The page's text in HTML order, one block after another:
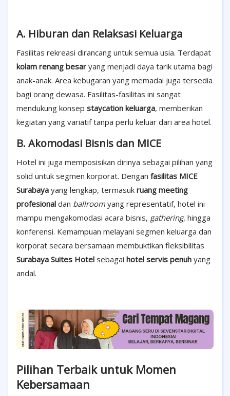
A. Hiburan dan Relaksasi Keluarga
Fasilitas rekreasi dirancang untuk semua usia. Terdapat
kolam renang besar yang menjadi daya tarik utama bagi
anak-anak. Area kebugaran yang memadai juga tersedia
bagi orang dewasa. Fasilitas-fasilitas ini sangat
mendukung konsep staycation keluarga, memberikan
kegiatan yang variatif tanpa perlu keluar dari area hotel.
B. Akomodasi Bisnis dan MICE
Hotel ini juga memposisikan dirinya sebagai pilihan yang
solid untuk segmen korporat. Dengan fasilitas MICE
Surabaya yang lengkap, termasuk ruang meeting
profesional dan ballroom yang representatif, hotel ini
mampu mengakomodasi acara bisnis, gathering, hingga
konferensi. Kemampuan melayani segmen keluarga dan
korporat secara bersamaan membuktikan fleksibilitas
Surabaya Suites Hotel sebagai hotel servis penuh yang
andal.
Pilihan Terbaik untuk Momen
Kebersamaan